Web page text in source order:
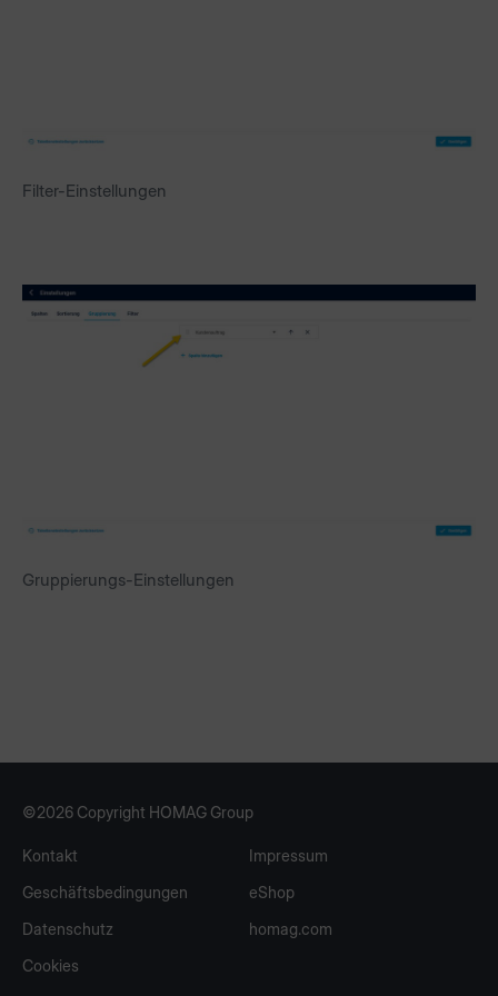
Filter-Einstellungen
Gruppierungs-Einstellungen
©2026 Copyright HOMAG Group
Kontakt
Impressum
Geschäftsbedingungen
eShop
Datenschutz
homag.com
Cookies